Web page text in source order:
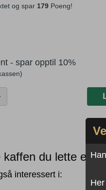
og spar 179 Poeng!
- spar opptil 10%
kaffen du lette
interessert i: